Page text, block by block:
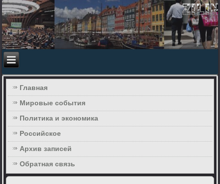
Главная
Мировые события
Политика и экономика
Российское
Архив записей
Обратная связь